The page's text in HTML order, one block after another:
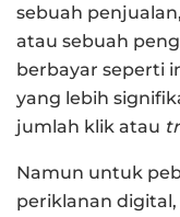
sebuah
atau sebuah
berbayar seperti
yang lebih
jumlah klik atau
Namun untuk
periklanan